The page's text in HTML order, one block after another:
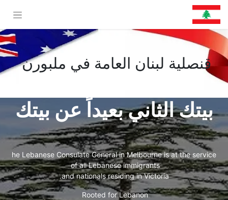
قنصلية لبنان العامة في ملبورن
بيتك الثاني بعيداً عن بيتك
he Lebanese Consulate General in Melbourne is at the service
of all Lebanese immigrants
and nationals residing in Victoria.
Rooted for Lebanon